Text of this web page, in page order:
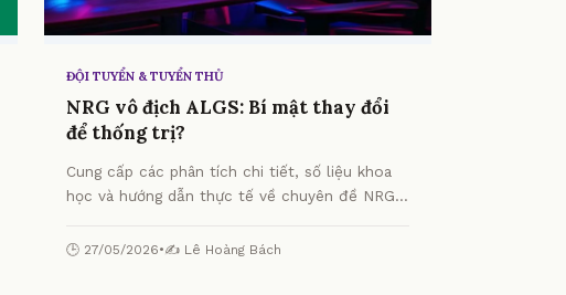
ĐỘI TUYỂN & TUYỂN THỦ
NRG vô địch ALGS: Bí mật thay đổi
để thống trị?
Cung cấp các phân tích chi tiết, số liệu khoa
học và hướng dẫn thực tế về chuyên đề NRG
từ chuyên gia.
🕒 27/05/2026•✍️ Lê Hoàng Bách